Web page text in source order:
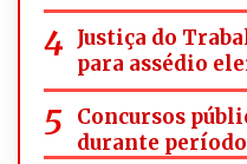
Justiça do
para assédio
Concursos
durante